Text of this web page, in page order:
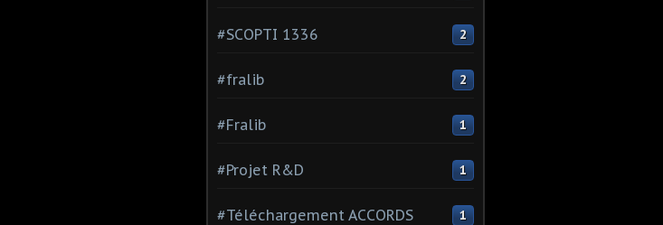
#SCOPTI 1336 2
#fralib 2
#Fralib 1
#Projet R&D 1
#Téléchargement ACCORDS 1